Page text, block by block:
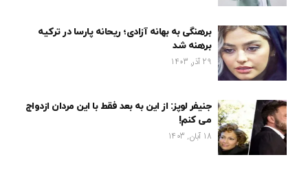
برهنگی به بهانه آزادی؛ ریحانه پارسا در ترکیه
برهنه شد
29 آذر, 1403
جنیفر لوپز: از این به بعد فقط با این مردان ازدواج
می کنم!
18 آبان, 1403